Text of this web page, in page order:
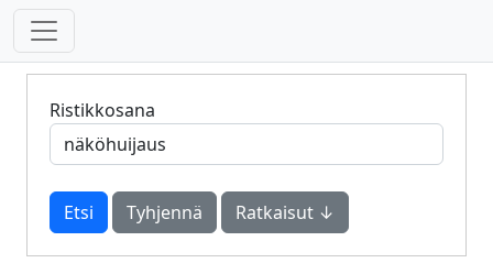
Ristikkosana
Tyhjennä Ratkaisut ↓